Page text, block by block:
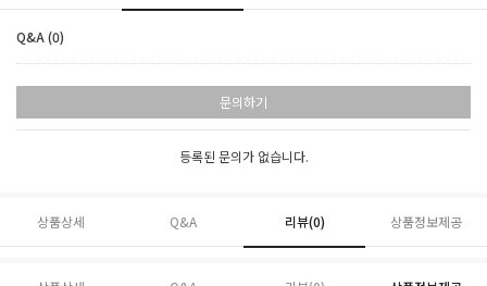
Q&A (0)
문의하기
등록된 문의가 없습니다.
상품상세 Q&A 리뷰(0) 상품정보제공